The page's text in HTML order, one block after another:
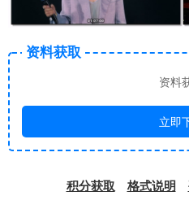
资料获取
资料
立即
积分获取 格式说明